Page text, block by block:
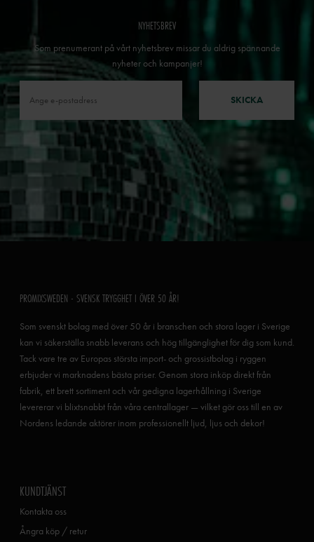
NYHETSBREV
Som prenumerant på vårt nyhetsbrev missar du aldrig spännande
nyheter och kampanjer!
SKICKA
PROMIXSWEDEN - SVENSK TRYGGHET I ÖVER 50 ÅR!
Som svenskt bolag med över 50 år i branschen och stora lager i Sverige
kan vi säkerställa snabb leverans och hög tillgänglighet för dig som kund.
Tack vare tre av Europas största import- och grossistbolag i ryggen
erbjuder vi marknadens bästa priser. Genom stora inköp direkt från
fabrik, ett brett sortiment och vår gedigna lagerhållning i Sverige
levererar vi blixtsnabbt från våra centrallager — vilket gör oss till en av
Nordens ledande aktörer inom professionellt ljud, ljus och dekor!
KUNDTJÄNST
Kontakta oss
Ångra köp / retur